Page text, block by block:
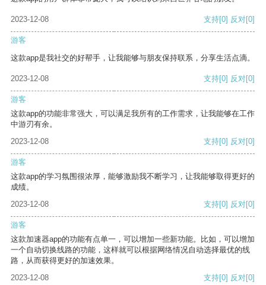
2023-12-08 支持[0] 反对[0]
游客
这款app是我社交的好帮手，让我能够与朋友保持联系，分享生活点滴。
2023-12-08 支持[0] 反对[0]
游客
这款app的功能非常强大，可以满足我所有的工作需求，让我能够在工作
中游刃有余。
2023-12-08
支持[0] 反对[0]
游客
这款app的学习氛围很浓厚，能够激励我不断学习，让我能够取得更好的
成绩。
2023-12-08
支持[0] 反对[0]
游客
这款加速器app的功能有点单一，可以增加一些新功能。比如，可以增加
一个自动切换线路的功能，这样就可以根据网络情况自动选择最优的线
路，从而获得更好的加速效果。
2023-12-08
支持[0] 反对[0]